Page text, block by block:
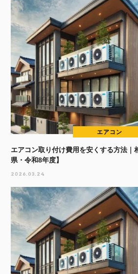
エアコン
エアコン取り付け費用を安くする方法｜
県・令和8年度】
2026.03.24